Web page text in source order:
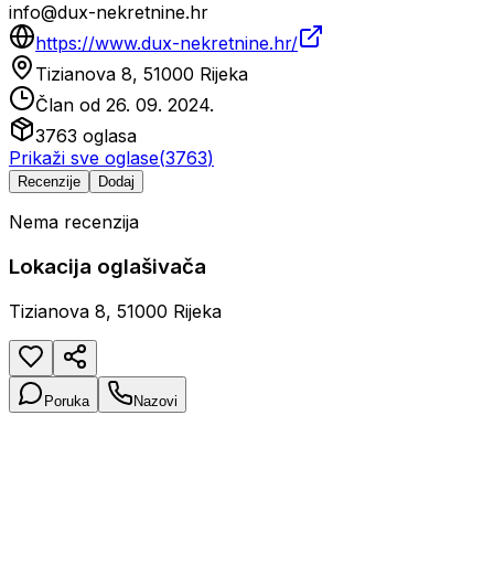
info@dux-nekretnine.hr
https://www.dux-nekretnine.hr/
Tizianova 8, 51000 Rijeka
Član od 26. 09. 2024.
3763 oglasa
Prikaži sve oglase(3763)
Recenzije Dodaj
Nema recenzija
Lokacija oglašivača
Tizianova 8, 51000 Rijeka
Poruka Nazovi